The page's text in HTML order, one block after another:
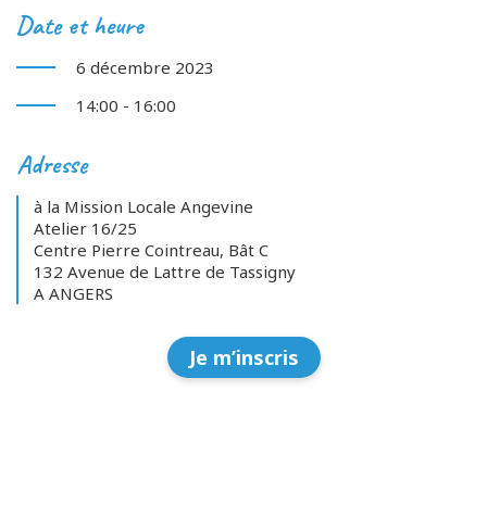
Date et heure
6 décembre 2023
14:00 - 16:00
Adresse
à la Mission Locale Angevine
Atelier 16/25
Centre Pierre Cointreau, Bât C
132 Avenue de Lattre de Tassigny
A ANGERS
Je m’inscris